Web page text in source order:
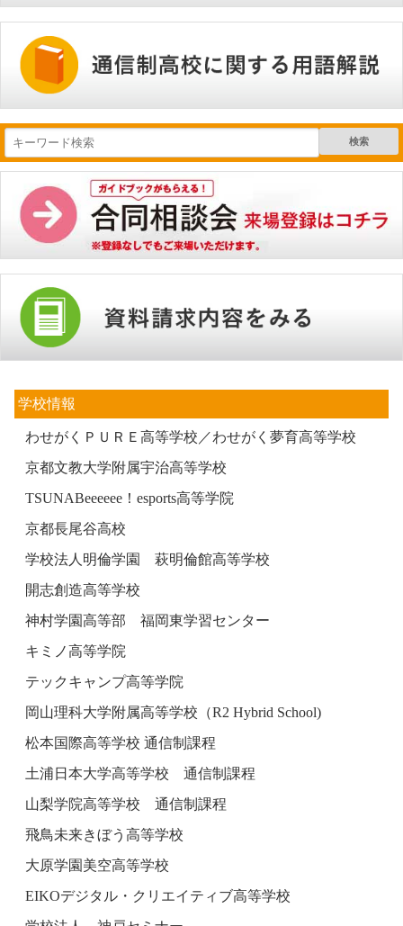
検索
学校情報
わせがくＰＵＲＥ高等学校／わせがく夢育高等学校
京都文教大学附属宇治高等学校
TSUNABeeeeee！esports高等学院
京都長尾谷高校
学校法人明倫学園 萩明倫館高等学校
開志創造高等学校
神村学園高等部 福岡東学習センター
キミノ高等学院
テックキャンプ高等学院
岡山理科大学附属高等学校（R2 Hybrid School)
松本国際高等学校 通信制課程
土浦日本大学高等学校 通信制課程
山梨学院高等学校 通信制課程
飛鳥未来きぼう高等学校
大原学園美空高等学校
EIKOデジタル・クリエイティブ高等学校